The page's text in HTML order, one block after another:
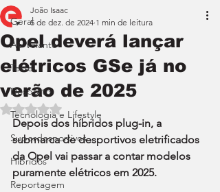
Geral
Ao Volante
Teste
Desporto
Tecnologia e Lifestyle
Superdesportivos
Híbridos
Reportagem
Opel deverá lançar
elétricos GSe já no
verão de 2025
João Isaac
5 de dez. de 2024 1 min de leitura
Avaliado com NaN de 5 estrelas.
Depois dos híbridos plug-in, a
submarca de desportivos eletrificados
da Opel vai passar a contar modelos
puramente elétricos em 2025.